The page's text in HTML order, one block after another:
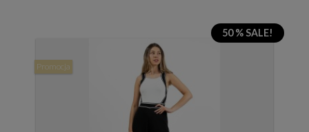
50 % SALE!
Promocja